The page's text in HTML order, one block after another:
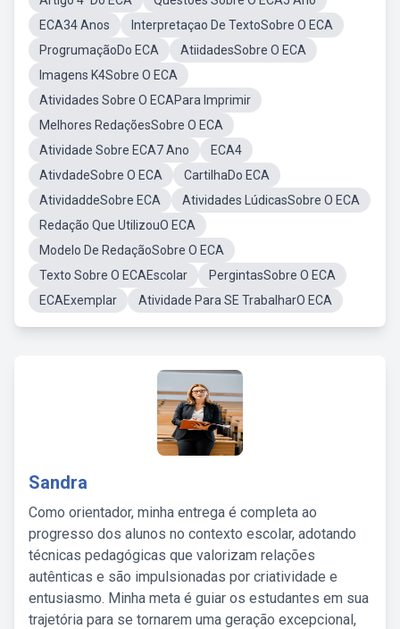
ECA34 Anos
Interpretaçao De TextoSobre O ECA
ProgrumaçãoDo ECA
AtiidadesSobre O ECA
Imagens K4Sobre O ECA
Atividades Sobre O ECAPara Imprimir
Melhores RedaçõesSobre O ECA
Atividade Sobre ECA7 Ano
ECA4
AtivdadeSobre O ECA
CartilhaDo ECA
AtividaddeSobre ECA
Atividades LúdicasSobre O ECA
Redação Que UtilizouO ECA
Modelo De RedaçãoSobre O ECA
Texto Sobre O ECAEscolar
PergintasSobre O ECA
ECAExemplar
Atividade Para SE TrabalharO ECA
Sandra
Como orientador, minha entrega é completa ao
progresso dos alunos no contexto escolar, adotando
técnicas pedagógicas que valorizam relações
autênticas e são impulsionadas por criatividade e
entusiasmo. Minha meta é guiar os estudantes em sua
trajetória para se tornarem uma geração excepcional,